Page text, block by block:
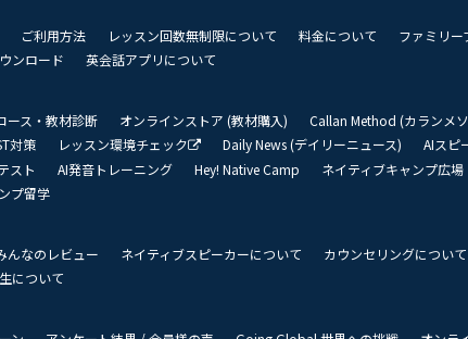
ご利用方法 レッスン回数無制限について 料金について
ファミリー
ンロード
英会話アプリについて
ース・教材診断 オンラインストア (教材購入)
Callan Method (カランメ
対策
レッスン環境チェック Daily News (デイリーニュース)
AIスピ
スト
AI発音トレーニング Hey! Native Camp ネイティブキャンプ広場
プ留学
んなのレビュー ネイティブスピーカーについて
カウンセリングについて
について